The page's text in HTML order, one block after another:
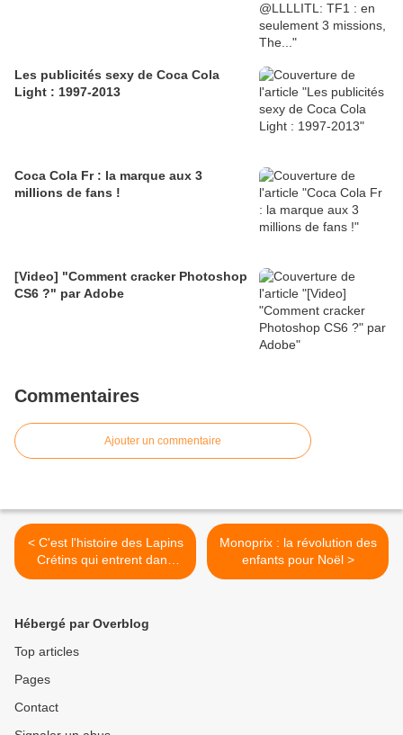
Les publicités sexy de Coca Cola
Light : 1997-2013
Coca Cola Fr : la marque aux 3
millions de fans !
[Video] "Comment cracker Photoshop
CS6 ?" par Adobe
Commentaires
Ajouter un commentaire
< C'est l'histoire des Lapins
Crétins qui entrent dans
une banque...
Monoprix : la révolution des
enfants pour Noël >
Hébergé par Overblog
Top articles
Pages
Contact